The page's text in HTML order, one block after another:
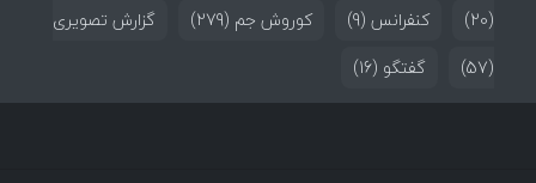
(20)
کنفرانس (9) کوروش جم (279)
گزارش تصویری
(57)
گفتگو (16)